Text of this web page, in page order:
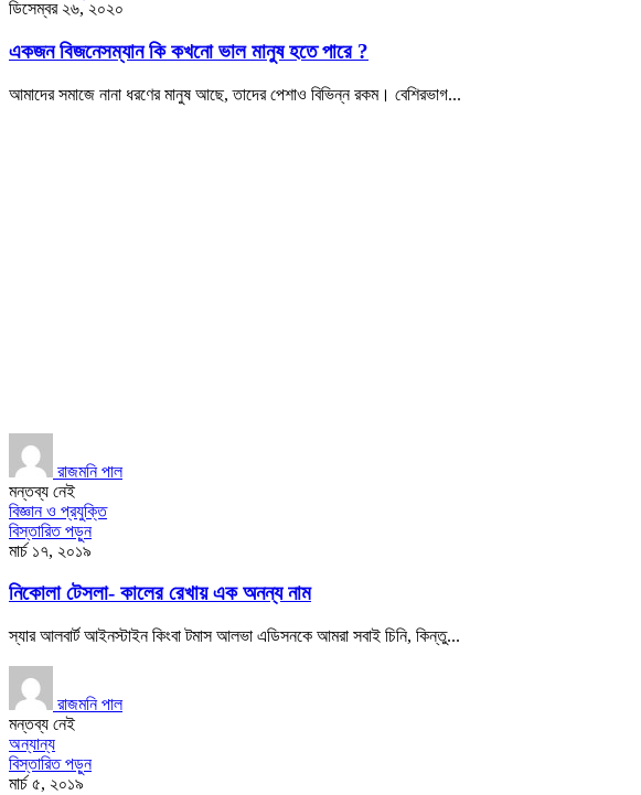
ডিসেম্বর ২৬, ২০২০
একজন বিজনেসম্যান কি কখনো ভাল মানুষ হতে পারে ?
আমাদের সমাজে নানা ধরণের মানুষ আছে, তাদের পেশাও বিভিন্ন রকম। বেশিরভাগ...
রাজমনি পাল
মন্তব্য নেই
বিজ্ঞান ও প্রযুক্তি
বিস্তারিত পড়ুন
মার্চ ১৭, ২০১৯
নিকোলা টেসলা- কালের রেখায় এক অনন্য নাম
স্যার আলবার্ট আইনস্টাইন কিংবা টমাস আলভা এডিসনকে আমরা সবাই চিনি, কিন্তু...
রাজমনি পাল
মন্তব্য নেই
অন্যান্য
বিস্তারিত পড়ুন
মার্চ ৫, ২০১৯